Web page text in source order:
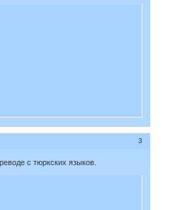
3
с тюркских языков.